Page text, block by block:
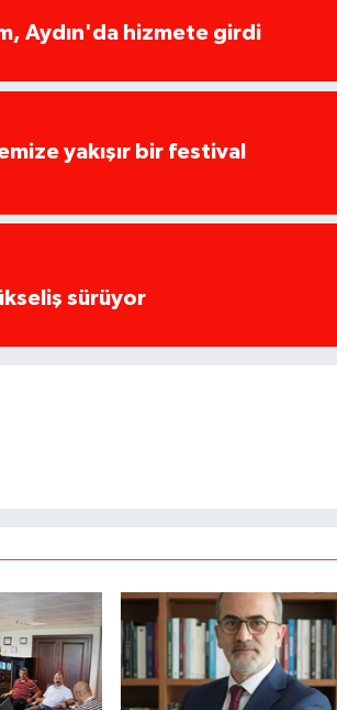
Aydın'da hizmete girdi
yakışır bir festival
sürüyor